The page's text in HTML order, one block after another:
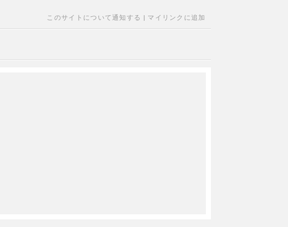
このサイトについて通知する | マイリンクに追加